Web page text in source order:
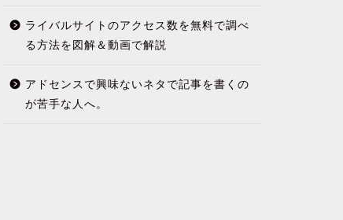
ライバルサイトのアクセス数を無料で調べ
る方法を図解＆動画で解説
アドセンスで興味ないネタで記事を書くの
が苦手な人へ。